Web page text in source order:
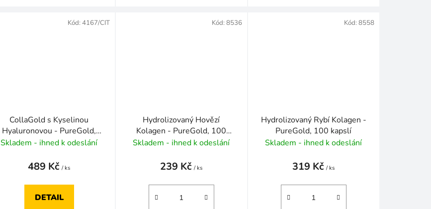
CollaGold s Kyselinou
Hyaluronovou - PureGold,
300 g
Skladem - ihned k odeslání
489 Kč/ ks
DETAIL
Kód: 4167/CIT
Hydrolizovaný Hovězí
Kolagen - PureGold, 100
kapslí
Skladem - ihned k odeslání
239 Kč/ ks
Kód: 8536
Hydrolizovaný Rybí Kolagen -
PureGold, 100 kapslí
Skladem - ihned k odeslání
319 Kč/ ks
Kód: 8558